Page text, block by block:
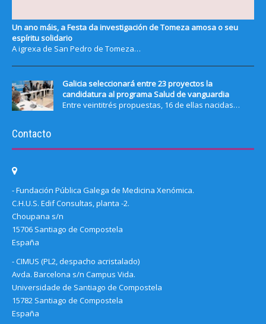
Un ano máis, a Festa da investigación de Tomeza amosa o seu
espíritu solidario
A igrexa de San Pedro de Tomeza…
Galicia seleccionará entre 23 proyectos la
candidatura al programa Salud de vanguardia
Entre veintitrés propuestas, 16 de ellas nacidas…
Contacto
- Fundación Pública Galega de Medicina Xenómica.
C.H.U.S. Edif Consultas, planta -2.
Choupana s/n
15706 Santiago de Compostela
España
- CIMUS (PL2, despacho acristalado)
Avda. Barcelona s/n Campus Vida.
Universidade de Santiago de Compostela
15782 Santiago de Compostela
España